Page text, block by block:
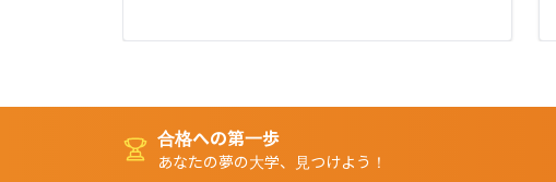
合格への第一歩
あなたの夢の大学、見つけよう！